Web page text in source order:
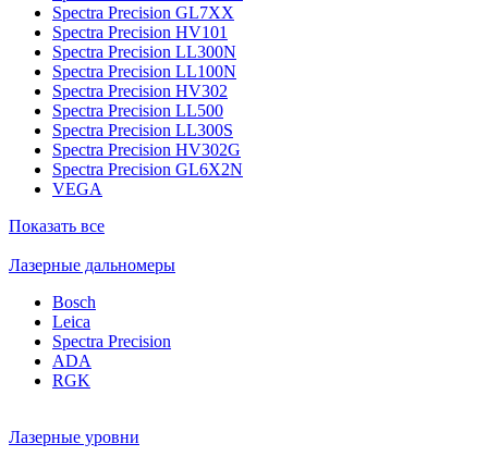
Spectra Precision GL7XX
Spectra Precision HV101
Spectra Precision LL300N
Spectra Precision LL100N
Spectra Precision HV302
Spectra Precision LL500
Spectra Precision LL300S
Spectra Precision HV302G
Spectra Precision GL6X2N
VEGA
Показать все
Лазерные дальномеры
Bosch
Leica
Spectra Precision
ADA
RGK
Лазерные уровни